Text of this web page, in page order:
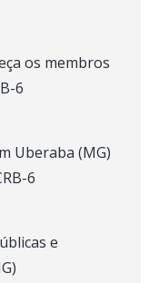
os membros
6
Uberaba (MG)
6
e